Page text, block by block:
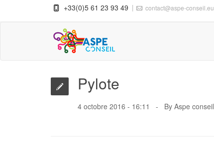
+33(0)5 61 23 93 49 contact@aspe-conseil.eu
Pylote
4 octobre 2016 - 16:11 By Aspe conseil